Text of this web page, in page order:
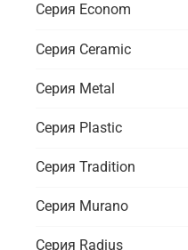
Серия Econom
Серия Ceramic
Серия Metal
Серия Plastic
Серия Tradition
Серия Murano
Серия Radius